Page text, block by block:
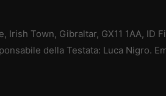
Town, Gibraltar, GX11 1AA, ID
della Testata: Luca Nigro.